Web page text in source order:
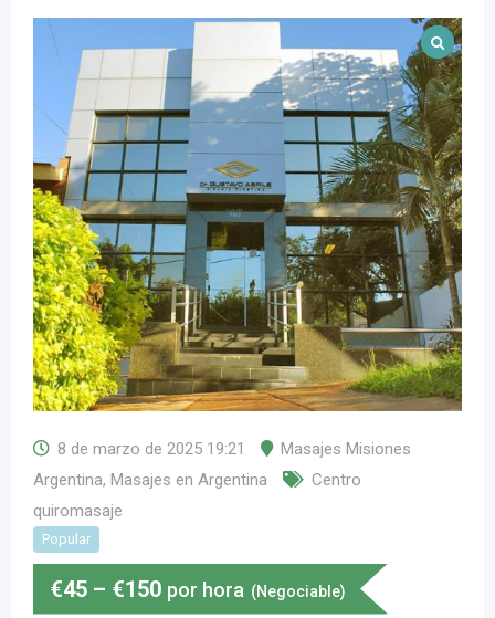
8 de marzo de 2025 19:21
Masajes Misiones
Argentina, Masajes en Argentina
Centro
quiromasaje
Popular
€45 – €150 por hora (Negociable)